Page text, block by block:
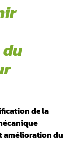
de la
amélioration du